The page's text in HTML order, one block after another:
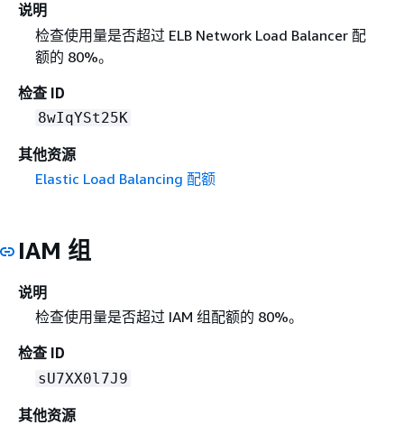
说明
检查使用量是否超过 ELB Network Load Balancer 配
额的 80%。
检查 ID
8wIqYSt25K
其他资源
Elastic Load Balancing 配额
IAM 组
说明
检查使用量是否超过 IAM 组配额的 80%。
检查 ID
sU7XX0l7J9
其他资源